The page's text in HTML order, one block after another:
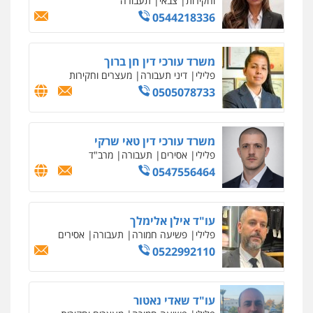
0542255161
גל דהן – משרד עורך דין פלילי
פלילי פשיעה חמורה סמים מעצרים
וחקירות
0544723840
עו"ד ראוף נג'אר
פלילי עורכי דין לענייני אסירים מעצרים
סמים רכוש
0548009246
עדי כרמלי – חברת עו"ד
פלילי כלכלי עורכי דין לענייני אסירים
0525060666
גיא זהבי משרד עורכי דין